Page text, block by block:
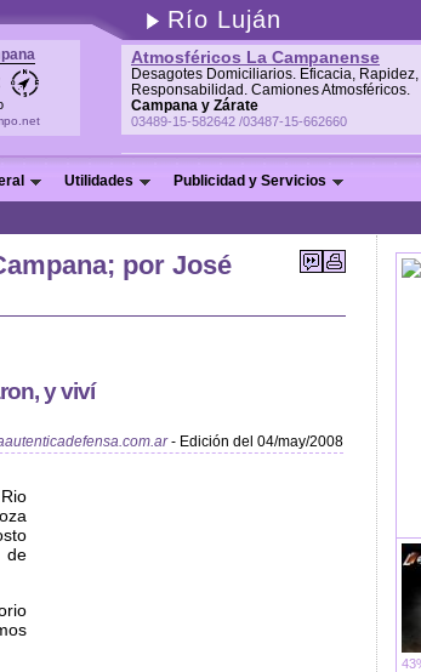
Río Luján
Atmosféricos La Campanense
Desagotes Domiciliarios. Eficacia, Rapidez,
Responsabilidad. Camiones Atmosféricos.
Campana y Zárate
03489-15-582642 /03487-15-662660
Utilidades Publicidad y Servicios
por José
y viví
- Edición del 04/may/2008
de